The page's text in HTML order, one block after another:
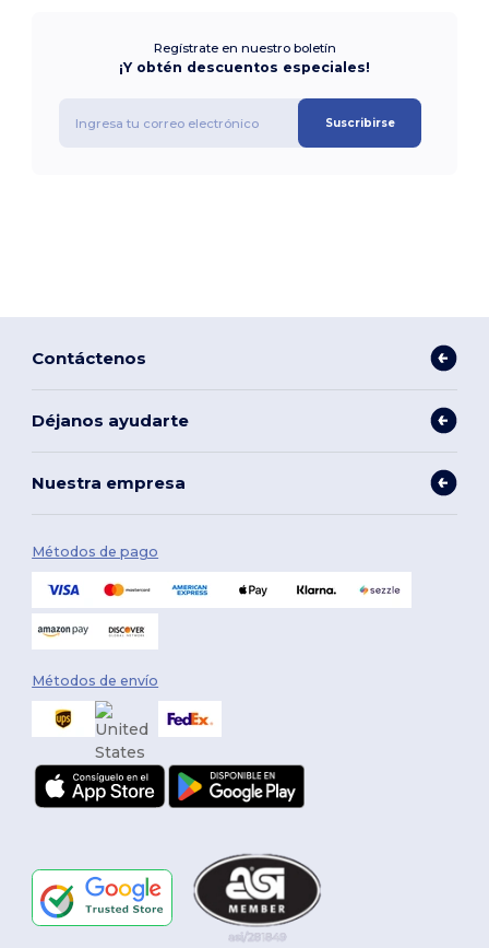
Regístrate en nuestro boletín
¡Y obtén descuentos especiales!
Suscribirse
Contáctenos
Déjanos ayudarte
Nuestra empresa
Métodos de pago
Métodos de envío